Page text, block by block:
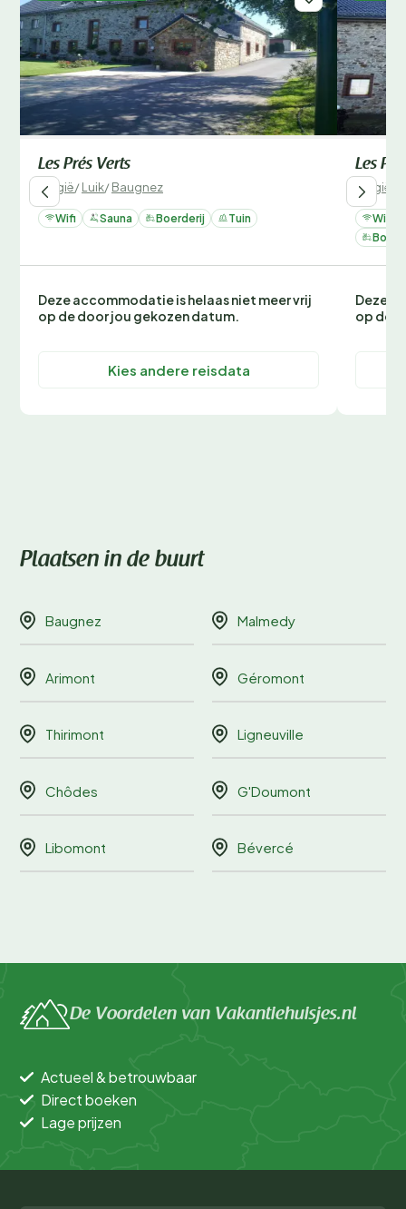
Les Prés Verts
België/Luik/Baugnez
Wifi Sauna Boerderij Tuin
Deze accommodatie is helaas niet meer vrij
op de door jou gekozen datum.
Kies andere reisdata
Les
België
Wifi
Deze
op de
Plaatsen in de buurt
Baugnez Malmedy
Arimont Géromont
Thirimont Ligneuville
Chôdes G'Doumont
Libomont Bévercé
De Voordelen van Vakantiehuisjes.nl
Actueel & betrouwbaar
Direct boeken
Lage prijzen